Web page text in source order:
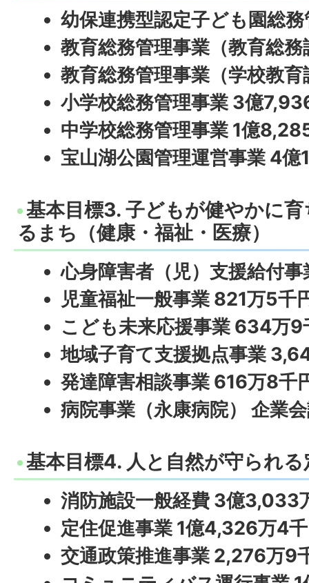
幼保連携型認定子ども園総
教育総務管理事業（教育総
教育総務管理事業（学校教
小学校総務管理事業 3億
中学校総務管理事業 1億
宝山湖公園管理運営事業 4
基本目標3. 子どもが健やかに
るまち（健康・福祉・医療）
心身障害者（児）支援給付
児童福祉一般事業 821万5千
こども未来応援事業 634万9
地域子育て支援拠点事業
発達障害相談事業 616万8千
病院事業（永康病院） 企業
基本目標4. 人と自然が守られ
消防施設一般経費 3億3,033
定住促進事業 1億4,326万4
交通政策推進事業 2,276万9